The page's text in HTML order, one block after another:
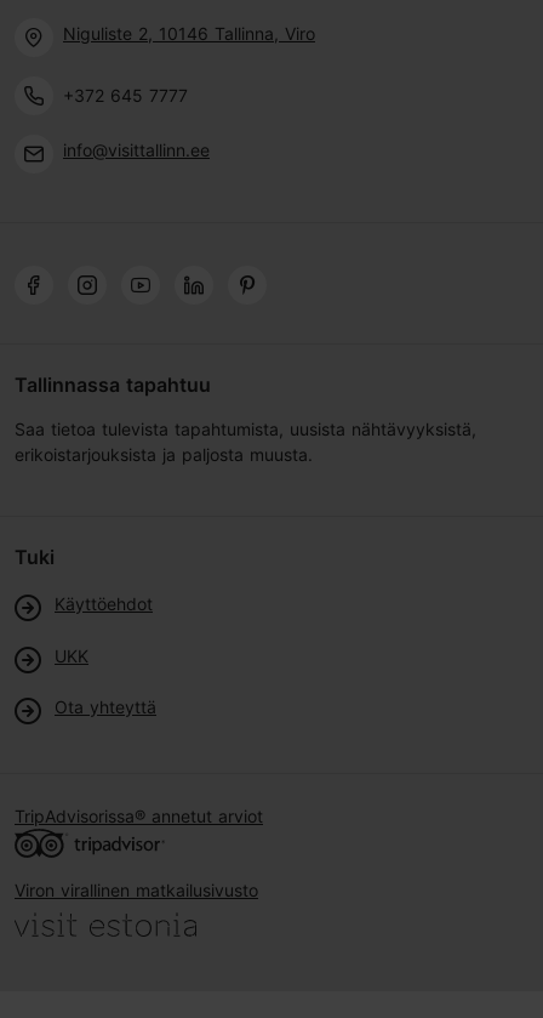
Niguliste 2, 10146 Tallinna, Viro
+372 645 7777
info@visittallinn.ee
Tallinnassa tapahtuu
Saa tietoa tulevista tapahtumista, uusista nähtävyyksistä,
erikoistarjouksista ja paljosta muusta.
Tuki
Käyttöehdot
UKK
Ota yhteyttä
TripAdvisorissa® annetut arviot
Viron virallinen matkailusivusto